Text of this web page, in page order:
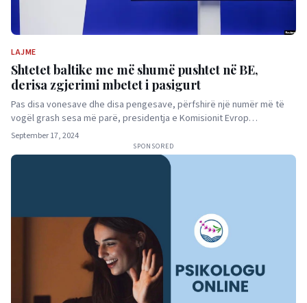
LAJME
Shtetet baltike me më shumë pushtet në BE,
derisa zgjerimi mbetet i pasigurt
Pas disa vonesave dhe disa pengesave, përfshirë një numër më të
vogël grash sesa më parë, presidentja e Komisionit Evrop…
September 17, 2024
SPONSORED